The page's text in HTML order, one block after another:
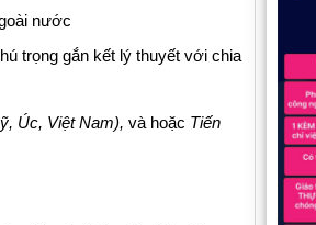
nước
trọng gắn kết lý thuyết với chia
Úc, Việt Nam), và hoặc Tiến